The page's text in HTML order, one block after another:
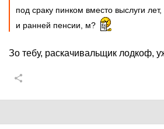
под сраку пинком вместо выслуги
и ранней пенсии, м?
Зо тебу, раскачивальщик лодкоф,